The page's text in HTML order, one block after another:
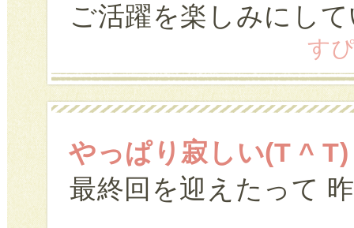
ご活躍を楽しみにし
す
やっぱり寂しい(T ^ T)
最終回を迎えたって